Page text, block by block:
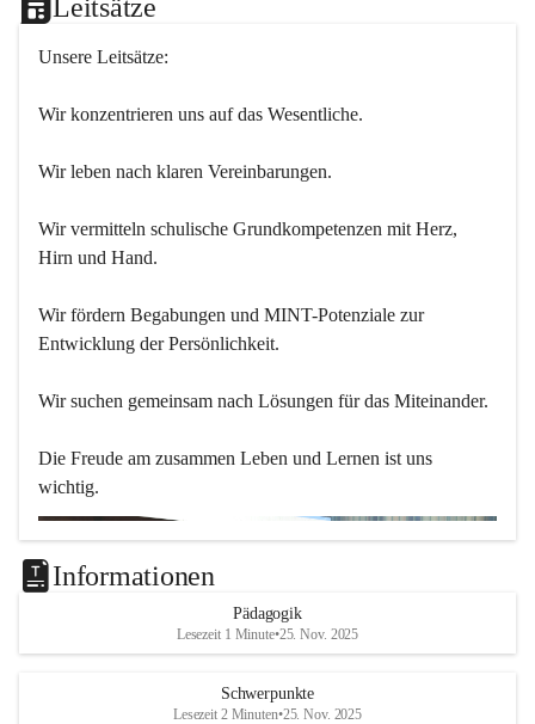
Leitsätze
Unsere Leitsätze:
Wir konzentrieren uns auf das Wesentliche.
Wir leben nach klaren Vereinbarungen.
Wir vermitteln schulische Grundkompetenzen mit Herz,
Hirn und Hand.
Wir fördern Begabungen und MINT-Potenziale zur
Entwicklung der Persönlichkeit.
Wir suchen gemeinsam nach Lösungen für das Miteinander.
Die Freude am zusammen Leben und Lernen ist uns
wichtig.
Informationen
Pädagogik
Lesezeit 1 Minute•25. Nov. 2025
Schwerpunkte
Lesezeit 2 Minuten•25. Nov. 2025